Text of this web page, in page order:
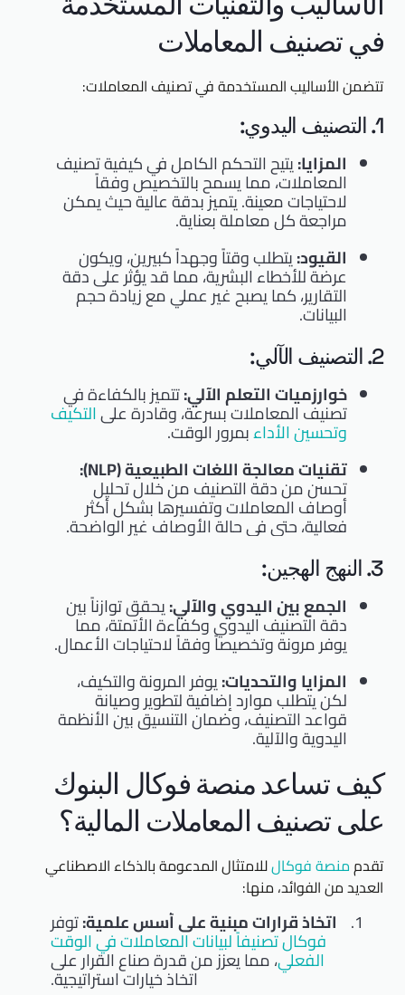
في تصنيف المعاملات
تتضمن الأساليب المستخدمة في تصنيف المعاملات:
1. التصنيف اليدوي:
المزايا:يتيح التحكم الكامل في كيفية تصنيف
المعاملات، مما يسمح بالتخصيص وفقاً
لاحتياجات معينة. يتميز بدقة عالية حيث يمكن
مراجعة كل معاملة بعناية.
القيود:يتطلب وقتاً وجهداً كبيرين، ويكون
عرضة للأخطاء البشرية، مما قد يؤثر على دقة
التقارير، كما يصبح غير عملي مع زيادة حجم
البيانات.
2. التصنيف الآلي:
خوارزميات التعلم الآلي:تتميز بالكفاءة في
تصنيف المعاملات بسرعة، وقادرة علىالتكيف
وتحسين الأداءبمرور الوقت.
تقنيات معالجة اللغات الطبيعية (NLP):
تحسن من دقة التصنيف من خلال تحليل
أوصاف المعاملات وتفسيرها بشكل أكثر
فعالية، حتى في حالة الأوصاف غير الواضحة.
3. النهج الهجين:
الجمع بين اليدوي والآلي:يحقق توازناً بين
دقة التصنيف اليدوي وكفاءة الأتمتة، مما
يوفر مرونة وتخصيصاً وفقاً لاحتياجات الأعمال.
المزايا والتحديات:يوفر المرونة والتكيف،
لكن يتطلب موارد إضافية لتطوير وصيانة
قواعد التصنيف، وضمان التنسيق بين الأنظمة
اليدوية والآلية.
كيف تساعد منصة فوكال البنوك
على تصنيف المعاملات المالية؟
تقدممنصة فوكالللامتثال المدعومة بالذكاء الاصطناعي
العديد من الفوائد، منها:
اتخاذ قرارات مبنية على أسس علمية:توفر
فوكال تصنيفاً لبيانات المعاملات في الوقت
الفعلي، مما يعزز من قدرة صناع القرار على
اتخاذ خيارات استراتيجية.